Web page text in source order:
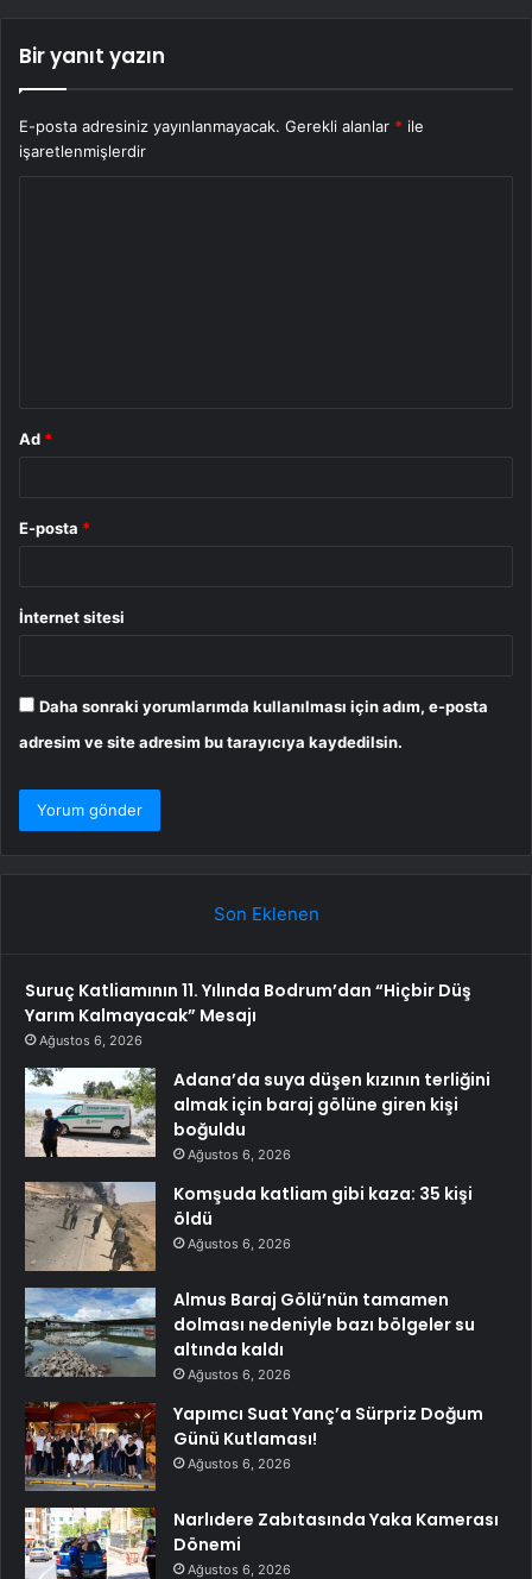
Bir yanıt yazın
E-posta adresiniz yayınlanmayacak. Gerekli alanlar * ile
işaretlenmişlerdir
Ad *
E-posta *
İnternet sitesi
Daha sonraki yorumlarımda kullanılması için adım, e-posta
adresim ve site adresim bu tarayıcıya kaydedilsin.
Son Eklenen
Suruç Katliamının 11. Yılında Bodrum’dan “Hiçbir Düş
Yarım Kalmayacak” Mesajı
Ağustos 6, 2026
Adana’da suya düşen kızının terliğini
almak için baraj gölüne giren kişi
boğuldu
Ağustos 6, 2026
Komşuda katliam gibi kaza: 35 kişi
öldü
Ağustos 6, 2026
Almus Baraj Gölü’nün tamamen
dolması nedeniyle bazı bölgeler su
altında kaldı
Ağustos 6, 2026
Yapımcı Suat Yanç’a Sürpriz Doğum
Günü Kutlaması!
Ağustos 6, 2026
Narlıdere Zabıtasında Yaka Kamerası
Dönemi
Ağustos 6, 2026